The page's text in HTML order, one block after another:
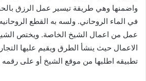
واضمنها وهي طريقة تيسير عمل الرزق
في الماء الروحاني. ولسه به القطع
عمل من اعمال الشيخ الخاصة. ويختص
الاعمال حيث ينشأ الطرق ويقيم عليها
تطبيقه اطلبها من موقع الشيخ أو على